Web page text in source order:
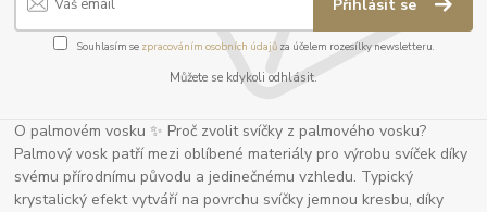
Přihlásit se
Souhlasím se zpracováním osobních údajůza účelem rozesílky newsletteru.
Můžete se kdykoli odhlásit.
O palmovém vosku ✨ Proč zvolit svíčky z palmového vosku?
Palmový vosk patří mezi oblíbené materiály pro výrobu svíček díky
svému přírodnímu původu a jedinečnému vzhledu. Typický
krystalický efekt vytváří na povrchu svíčky jemnou kresbu, díky